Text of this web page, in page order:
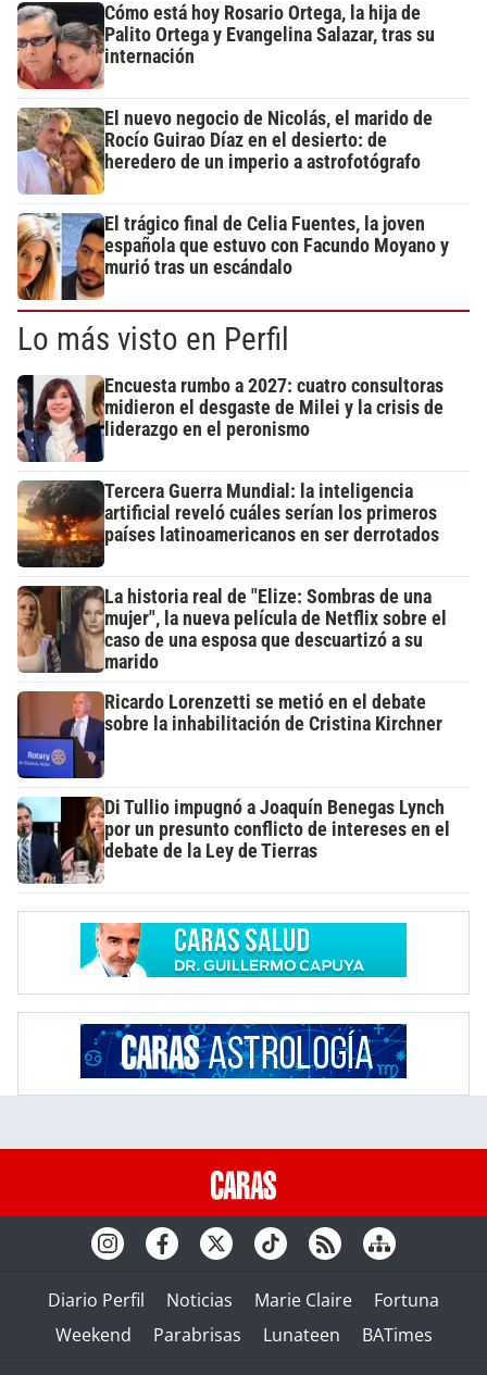
Cómo está hoy Rosario Ortega, la hija de
Palito Ortega y Evangelina Salazar, tras su
internación
El nuevo negocio de Nicolás, el marido de
Rocío Guirao Díaz en el desierto: de
heredero de un imperio a astrofotógrafo
El trágico final de Celia Fuentes, la joven
española que estuvo con Facundo Moyano y
murió tras un escándalo
Lo más visto en Perfil
Encuesta rumbo a 2027: cuatro consultoras
midieron el desgaste de Milei y la crisis de
liderazgo en el peronismo
Tercera Guerra Mundial: la inteligencia
artificial reveló cuáles serían los primeros
países latinoamericanos en ser derrotados
La historia real de "Elize: Sombras de una
mujer", la nueva película de Netflix sobre el
caso de una esposa que descuartizó a su
marido
Ricardo Lorenzetti se metió en el debate
sobre la inhabilitación de Cristina Kirchner
Di Tullio impugnó a Joaquín Benegas Lynch
por un presunto conflicto de intereses en el
debate de la Ley de Tierras
Diario Perfil Noticias Marie Claire
Fortuna
Weekend
Parabrisas Lunateen BATimes